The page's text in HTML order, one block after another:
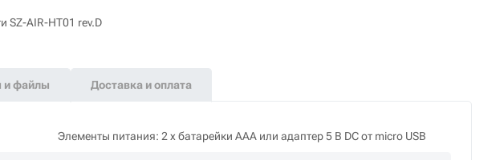
SZ-AIR-HT01 rev.D
и файлы Доставка и оплата
Элементы питания: 2 х батарейки ААА или адаптер 5 В DC от micro USB